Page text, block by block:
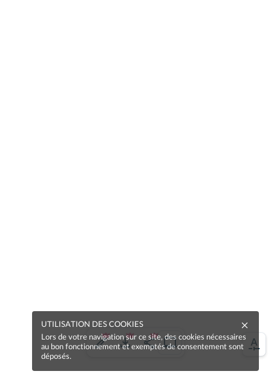
UTILISATION DES COOKIES
Lors de votre navigation sur ce site, des cookies nécessaires
au bon fonctionnement et exemptés de consentement sont
déposés.